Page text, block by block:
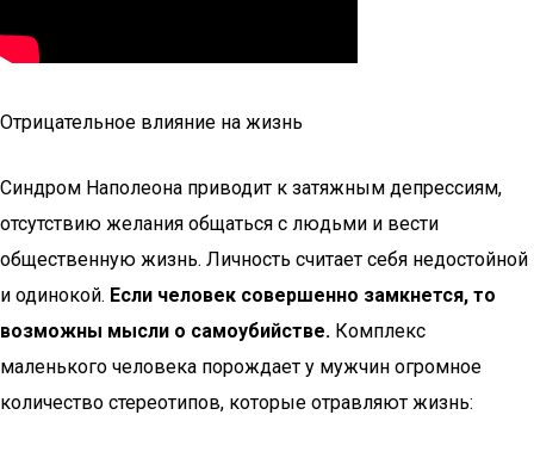
Отрицательное влияние на жизнь
Синдром Наполеона приводит к затяжным депрессиям,
отсутствию желания общаться с людьми и вести
общественную жизнь. Личность считает себя недостойной
и одинокой. Если человек совершенно замкнется, то
возможны мысли о самоубийстве. Комплекс
маленького человека порождает у мужчин огромное
количество стереотипов, которые отравляют жизнь: